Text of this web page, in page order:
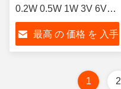
0.2W 0.5W 1W 3V 6V
36V 内外照明用
最高 の 価格 を 入手
1 2